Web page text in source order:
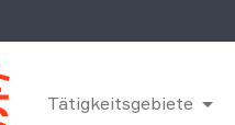
Tätigkeitsgebiete